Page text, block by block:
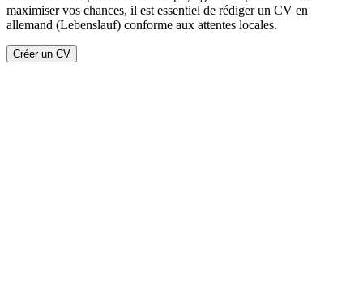
maximiser vos chances, il est essentiel de rédiger un CV en
allemand (Lebenslauf) conforme aux attentes locales.
Créer un CV